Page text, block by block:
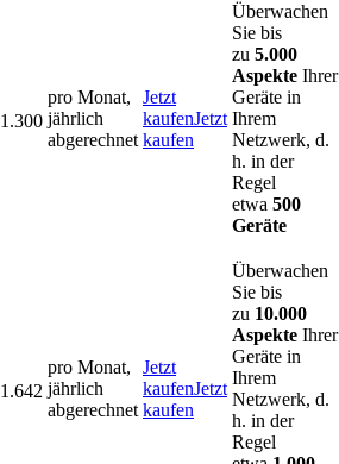
1.300
pro Monat,
jährlich
abgerechnet
Jetzt
kaufenJetzt
kaufen
Überwachen
Sie bis
zu 5.000
Aspekte Ihrer
Geräte in
Ihrem
Netzwerk, d.
h. in der
Regel
etwa 500
Geräte
1.642
pro Monat,
jährlich
abgerechnet
Jetzt
kaufenJetzt
kaufen
Überwachen
Sie bis
zu 10.000
Aspekte Ihrer
Geräte in
Ihrem
Netzwerk, d.
h. in der
Regel